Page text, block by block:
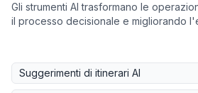
Gli strumenti AI trasformano le
il processo decisionale e migliorando
Suggerimenti di itinerari AI